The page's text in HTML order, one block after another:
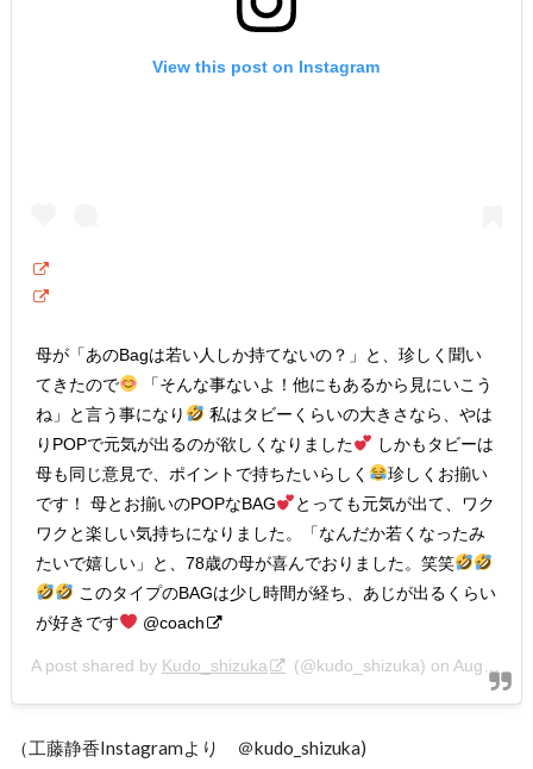
View this post on Instagram
母が「あのBagは若い人しか持てないの？」と、珍しく聞い
てきたので
「そんな事ないよ！他にもあるから見にいこう
ね」と言う事になり
私はタビーくらいの大きさなら、やは
りPOPで元気が出るのが欲しくなりました
しかもタビーは
母も同じ意見で、ポイントで持ちたいらしく
珍しくお揃い
です！ 母とお揃いのPOPなBAG
とっても元気が出て、ワク
ワクと楽しい気持ちになりました。「なんだか若くなったみ
たいで嬉しい」と、78歳の母が喜んでおりました。笑笑
このタイプのBAGは少し時間が経ち、あじが出るくらい
が好きです
@coach
A post shared by Kudo_shizuka (@kudo_shizuka) on Aug 26, 2020 at 12:22am PDT
（工藤静香Instagramより ＠kudo_shizuka)